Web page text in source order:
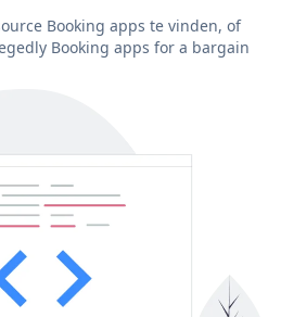
Booking apps te vinden, of
Booking apps for a bargain